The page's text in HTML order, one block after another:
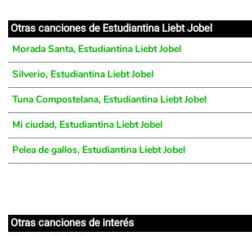
Otras canciones de Estudiantina Liebt Jobel
Morada Santa, Estudiantina Liebt Jobel
Silverio, Estudiantina Liebt Jobel
Tuna Compostelana, Estudiantina Liebt Jobel
Mi ciudad, Estudiantina Liebt Jobel
Pelea de gallos, Estudiantina Liebt Jobel
Otras canciones de interés